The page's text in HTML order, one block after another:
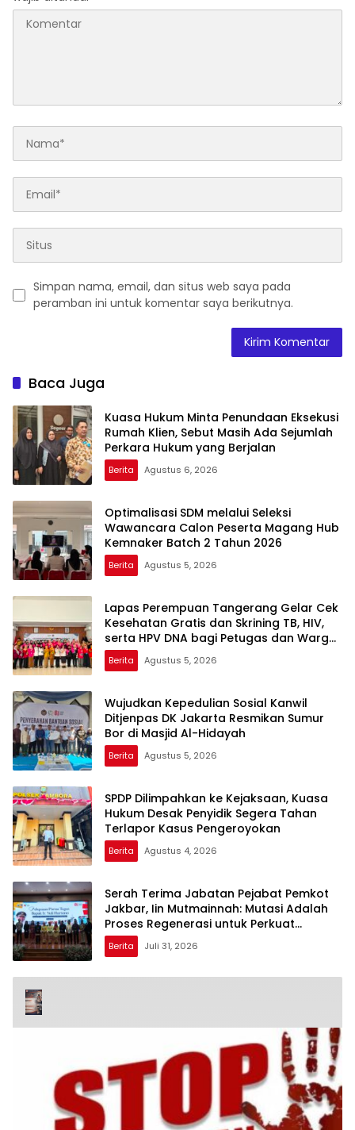
Simpan nama, email, dan situs web saya pada
peramban ini untuk komentar saya berikutnya.
Baca Juga
Kuasa Hukum Minta Penundaan Eksekusi
Rumah Klien, Sebut Masih Ada Sejumlah
Perkara Hukum yang Berjalan
Berita Agustus 6, 2026
Optimalisasi SDM melalui Seleksi
Wawancara Calon Peserta Magang Hub
Kemnaker Batch 2 Tahun 2026
Berita Agustus 5, 2026
Lapas Perempuan Tangerang Gelar Cek
Kesehatan Gratis dan Skrining TB, HIV,
serta HPV DNA bagi Petugas dan Warga
Binaan
Berita Agustus 5, 2026
Wujudkan Kepedulian Sosial Kanwil
Ditjenpas DK Jakarta Resmikan Sumur
Bor di Masjid Al-Hidayah
Berita Agustus 5, 2026
SPDP Dilimpahkan ke Kejaksaan, Kuasa
Hukum Desak Penyidik Segera Tahan
Terlapor Kasus Pengeroyokan
Berita Agustus 4, 2026
Serah Terima Jabatan Pejabat Pemkot
Jakbar, Iin Mutmainnah: Mutasi Adalah
Proses Regenerasi untuk Perkuat
Pelayanan Publik
Berita Juli 31, 2026